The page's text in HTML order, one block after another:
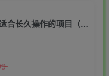
小红书育儿资料玩法，母婴长赛道，适合长久操作的项目（资料打包）【揭秘】